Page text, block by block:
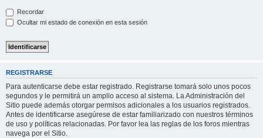
Recordar
Ocultar mi estado de conexión en esta sesión
REGISTRARSE
Para autenticarse debe estar registrado. Registrarse tomará solo unos pocos
segundos y le permitirá un amplio acceso al sistema. La Administración del
Sitio puede además otorgar permisos adicionales a los usuarios registrados.
Antes de identificarse asegúrese de estar familiarizado con nuestros términos
de uso y políticas relacionadas. Por favor lea las reglas de los foros mientras
navega por el Sitio.